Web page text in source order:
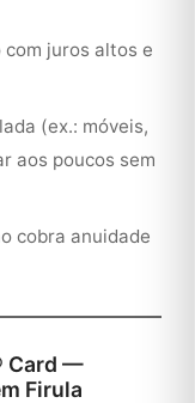
juros altos e
(ex.: móveis,
aos poucos sem
cobra anuidade
Card —
Firula